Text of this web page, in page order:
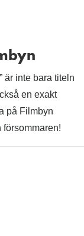
är inte bara titeln
en exakt
på Filmbyn